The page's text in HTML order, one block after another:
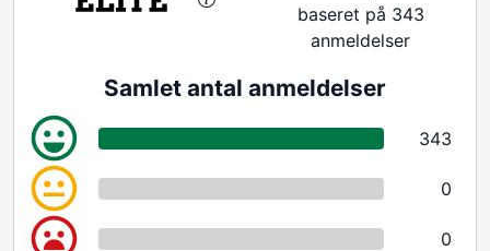
baseret på 343
anmeldelser
Samlet antal anmeldelser
343
0
0